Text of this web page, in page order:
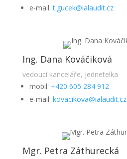
e-mail:t.gucek@ialaudit.cz
Ing. Dana Kováčiková
vedoucí kanceláře, jednetelka
mobil: +420 605 284 912
e-mail: kovacikova@ialaudit.cz
Mgr. Petra Záthurecká